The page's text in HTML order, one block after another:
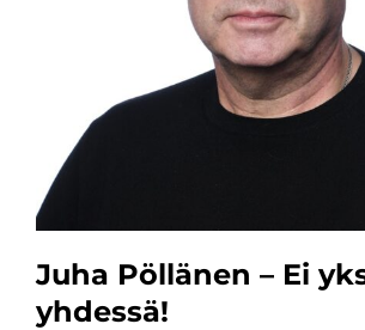
Juha Pöllänen – Ei
yhdessä!